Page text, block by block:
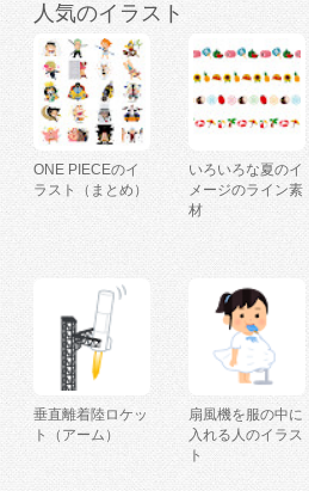
人気のイラスト
ONE PIECEのイ
ラスト（まとめ）
いろいろな夏のイ
メージのライン素
材
垂直離着陸ロケッ
ト（アーム）
扇風機を服の中に
入れる人のイラス
ト